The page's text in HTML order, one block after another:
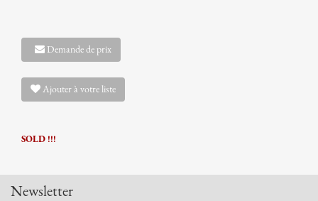
Demande de prix
Ajouter à votre liste
SOLD !!!
Newsletter